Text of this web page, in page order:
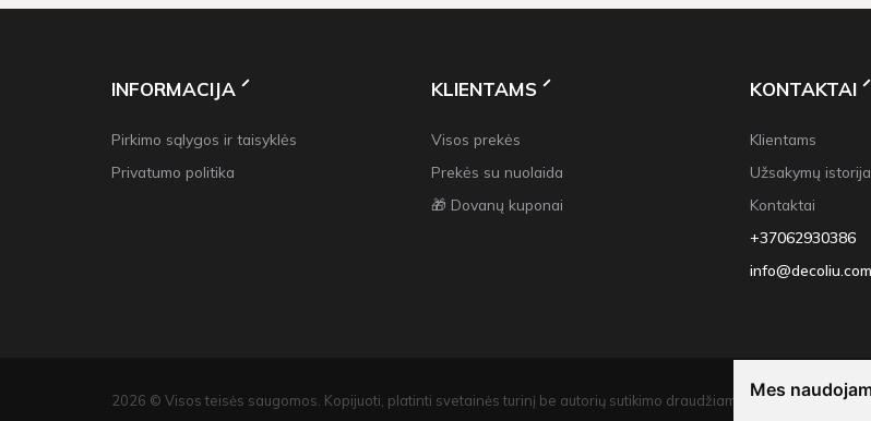
Mes
INFORMACIJA
Pirkimo sąlygos ir taisyklės
Privatumo politika
KLIENTAMS
Visos prekės
Prekės su nuolaida
🎁 Dovanų kuponai
KONTAKTAI
Klientams
Užsakymų istorija
Kontaktai
+37062930386
info@decoliu.com
2026 © Visos teisės saugomos. Kopijuoti, platinti svetainės turinį be autorių sutikimo draudžiama.